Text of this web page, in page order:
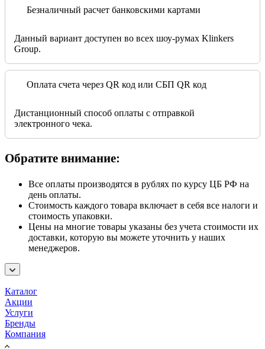
Безналичный расчет банковскими картами
Данный вариант доступен во всех шоу-румах Klinkers
Group.
Оплата счета через QR код или СБП QR код
Дистанционный способ оплаты с отправкой
электронного чека.
Обратите внимание:
Все оплаты производятся в рублях по курсу ЦБ РФ на
день оплаты.
Стоимость каждого товара включает в себя все налоги и
стоимость упаковки.
Цены на многие товары указаны без учета стоимости их
доставки, которую вы можете уточнить у наших
менеджеров.
Каталог
Акции
Услуги
Бренды
Компания